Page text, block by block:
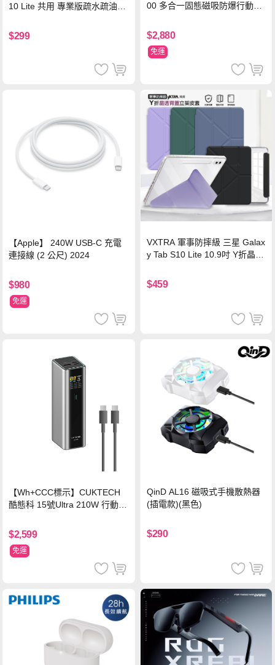
10 Lite 共用 專業版疏水疏油9H
$299
00 多合一固態磁吸防爆行動電
$2,880
免運
【Apple】 240W USB-C 充電
連接線 (2 公尺) 2024
$980
免運
VXTRA 軍事防摔級 三星 Galax
y Tab S10 Lite 10.9吋 Y折晶透
$459
【Wh+CCC標示】CUKTECH
酷態科 15號Ultra 210W 行動電
$2,599
免運
QinD AL16 磁吸式手機散熱器
(插電款)(黑色)
$290